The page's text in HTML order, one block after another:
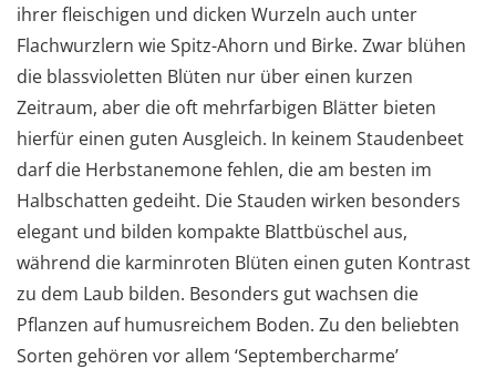
ihrer fleischigen und dicken Wurzeln auch unter
Flachwurzlern wie Spitz-Ahorn und Birke. Zwar blühen
die blassvioletten Blüten nur über einen kurzen
Zeitraum, aber die oft mehrfarbigen Blätter bieten
hierfür einen guten Ausgleich. In keinem Staudenbeet
darf die Herbstanemone fehlen, die am besten im
Halbschatten gedeiht. Die Stauden wirken besonders
elegant und bilden kompakte Blattbüschel aus,
während die karminroten Blüten einen guten Kontrast
zu dem Laub bilden. Besonders gut wachsen die
Pflanzen auf humusreichem Boden. Zu den beliebten
Sorten gehören vor allem ‘Septembercharme’